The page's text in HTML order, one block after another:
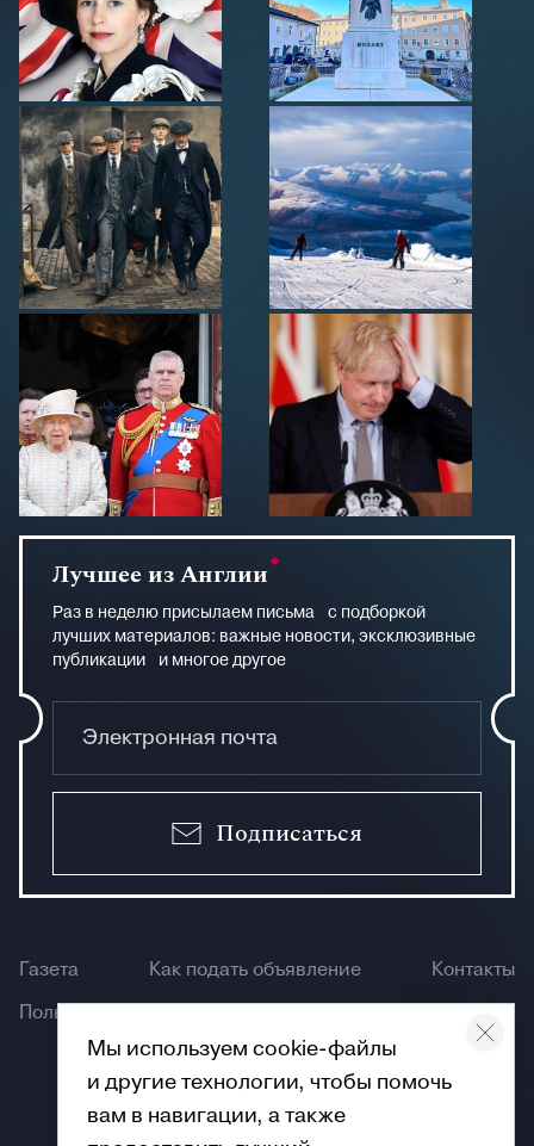
Лучшее из Англии
Раз в неделю присылаем письма с подборкой
лучших материалов: важные новости, эксклюзивные
публикации и многое другое
Подписаться
Газета Как подать объявление
Контакты
Пользование сайтом
Мы используем cookie-файлы
и другие технологии, чтобы помочь
вам в навигации, а также